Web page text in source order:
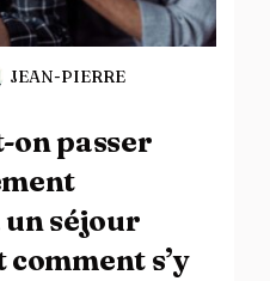
JEAN-PIERRE
on passer
séjour
s’y